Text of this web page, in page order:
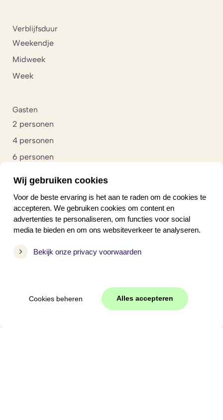
Wij gebruiken cookies
Voor de beste ervaring is het aan te raden om de cookies te
accepteren. We gebruiken cookies om content en
advertenties te personaliseren, om functies voor social
media te bieden en om ons websiteverkeer te analyseren.
Bekijk onze privacy voorwaarden
Cookies beheren Alles accepteren
Verblijfsduur
Weekendje
Midweek
Week
Gasten
2 personen
4 personen
6 personen
Met hond
Voorjaarsvakantie
Hemelvaart